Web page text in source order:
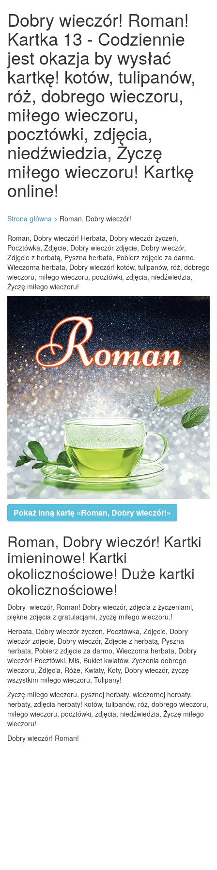
Dobry wieczór! Roman!
Kartka 13 - Codziennie
jest okazja by wysłać
kartkę! kotów, tulipanów,
róż, dobrego wieczoru,
miłego wieczoru,
pocztówki, zdjęcia,
niedźwiedzia, Życzę
miłego wieczoru! Kartkę
online!
Strona główna > Roman, Dobry wieczór!
Roman, Dobry wieczór! Herbata, Dobry wieczór życzeń,
Pocztówka, Zdjęcie, Dobry wieczór zdjęcie, Dobry wieczór,
Zdjęcie z herbatą, Pyszna herbata, Pobierz zdjęcie za darmo,
Wieczorna herbata, Dobry wieczór! kotów, tulipanów, róż, dobrego
wieczoru, miłego wieczoru, pocztówki, zdjęcia, niedźwiedzia,
Życzę miłego wieczoru!
Pokaż inną kartę «Roman, Dobry wieczór!»
Roman, Dobry wieczór! Kartki
imieninowe! Kartki
okolicznościowe! Duże kartki
okolicznościowe!
Dobry_wieczór, Roman! Dobry wieczór, zdjęcia z życzeniami,
piękne zdjęcia z gratulacjami, życzę miłego wieczoru.!
Herbata, Dobry wieczór życzeń, Pocztówka, Zdjęcie, Dobry
wieczór zdjęcie, Dobry wieczór, Zdjęcie z herbatą, Pyszna
herbata, Pobierz zdjęcie za darmo, Wieczorna herbata, Dobry
wieczór! Pocztówki, Miś, Bukiet kwiatów, Życzenia dobrego
wieczoru, Zdjęcia, Róże, Kwiaty, Koty, Dobry wieczór, życzę
wszystkim miłego wieczoru, Tulipany!
Życzę miłego wieczoru, pysznej herbaty, wieczornej herbaty,
herbaty, zdjęcia herbaty! kotów, tulipanów, róż, dobrego wieczoru,
miłego wieczoru, pocztówki, zdjęcia, niedźwiedzia, Życzę miłego
wieczoru!
Dobry wieczór! Roman!